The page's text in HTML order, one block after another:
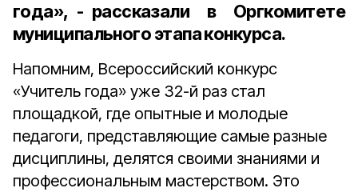
года», - рассказали в Оргкомитете
муниципального этапа конкурса.
Напомним, Всероссийский конкурс
«Учитель года» уже 32-й раз стал
площадкой, где опытные и молодые
педагоги, представляющие самые разные
дисциплины, делятся своими знаниями и
профессиональным мастерством. Это